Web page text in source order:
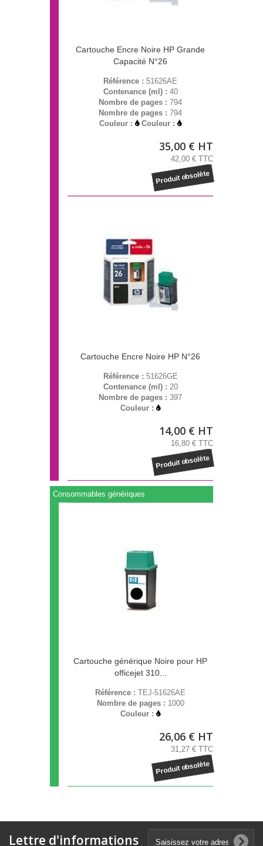
Cartouche Encre Noire HP Grande
Capacité N°26
Référence : 51626AE
Contenance (ml) : 40
Nombre de pages : 794
Nombre de pages : 794
Couleur :
Couleur :
35,00 € HT
42,00 € TTC
Produit obsolète
Cartouche Encre Noire HP N°26
Référence : 51626GE
Contenance (ml) : 20
Nombre de pages : 397
Couleur :
14,00 € HT
16,80 € TTC
Produit obsolète
Consommables génériques
Cartouche générique Noire pour HP
officejet 310...
Référence : TEJ-51626AE
Nombre de pages : 1000
Couleur :
26,06 € HT
31,27 € TTC
Produit obsolète
Lettre d'informations